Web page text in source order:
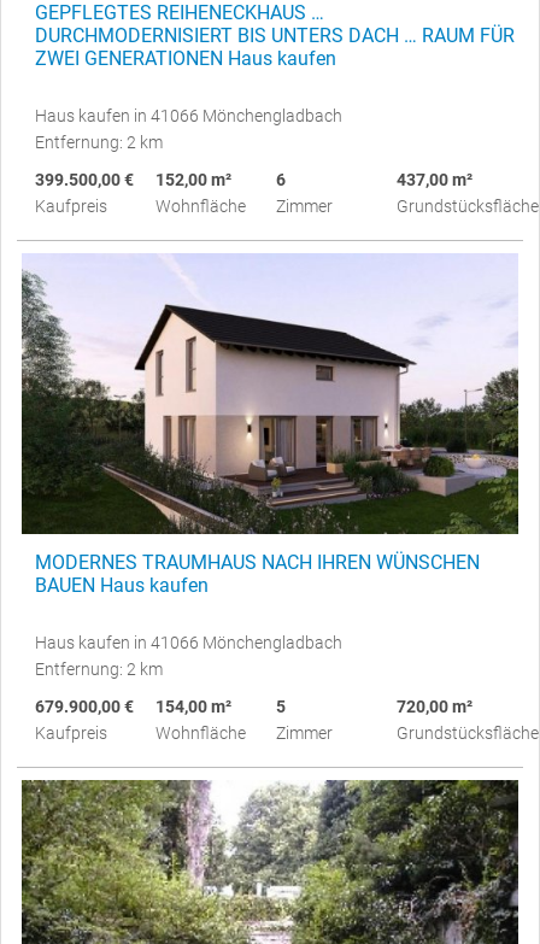
GEPFLEGTES REIHENECKHAUS …
DURCHMODERNISIERT BIS UNTERS DACH … RAUM FÜR
ZWEI GENERATIONEN Haus kaufen
Haus kaufen in 41066 Mönchengladbach
Entfernung: 2 km
399.500,00 €
Kaufpreis
152,00 m²
Wohnfläche
6
Zimmer
437,00 m²
Grundstücksfläche
MODERNES TRAUMHAUS NACH IHREN WÜNSCHEN
BAUEN Haus kaufen
Haus kaufen in 41066 Mönchengladbach
Entfernung: 2 km
679.900,00 €
Kaufpreis
154,00 m²
Wohnfläche
5
Zimmer
720,00 m²
Grundstücksfläche